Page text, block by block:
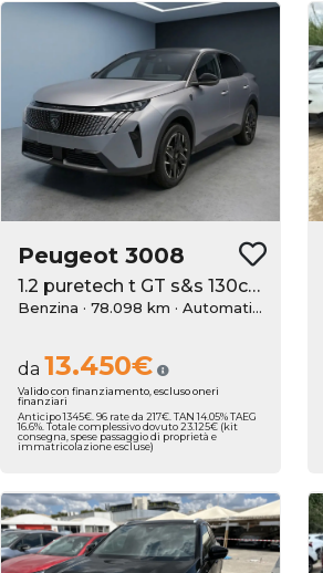
Peugeot 3008
1.2 puretech t GT s&s 130cv eat8
Benzina · 78.098 km · Automatico
da 13.450€
Valido con finanziamento, escluso oneri
finanziari
Anticipo 1345€. 96 rate da 217€. TAN 14.05% TAEG
16.6%. Totale complessivo dovuto 23.125€ (kit
consegna, spese passaggio di proprietà e
immatricolazione escluse)